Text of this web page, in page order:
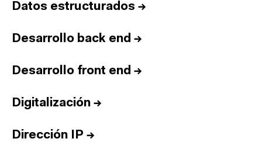
Datos estructurados →
Desarrollo back end →
Desarrollo front end →
Digitalización →
Dirección IP →